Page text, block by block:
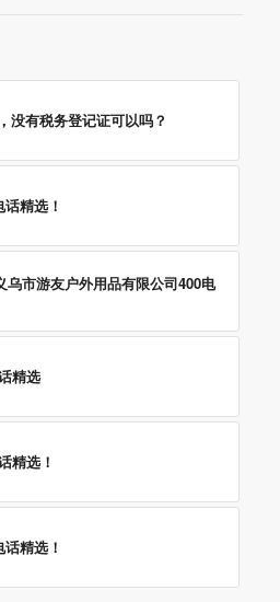
没有税务登记证可以吗？
精选！
乌市游友户外用品有限公司400电
精选
精选！
精选！